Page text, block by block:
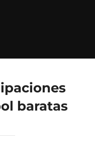
baratas